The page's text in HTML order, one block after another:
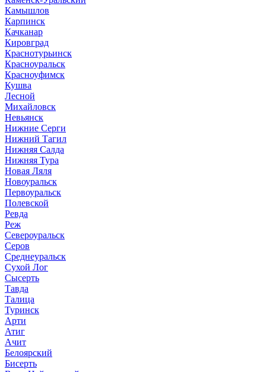
Камышлов
Карпинск
Качканар
Кировград
Краснотурьинск
Красноуральск
Красноуфимск
Кушва
Лесной
Михайловск
Невьянск
Нижние Серги
Нижний Тагил
Нижняя Салда
Нижняя Тура
Новая Ляля
Новоуральск
Первоуральск
Полевской
Ревда
Реж
Североуральск
Серов
Среднеуральск
Сухой Лог
Сысерть
Тавда
Талица
Туринск
Арти
Атиг
Ачит
Белоярский
Бисерть